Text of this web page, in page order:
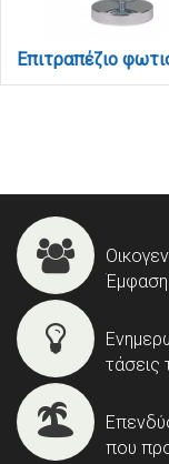
τάσεις
που